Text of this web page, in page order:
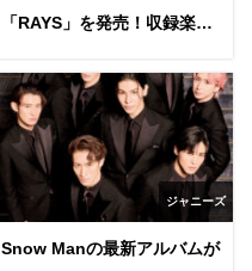
「RAYS」を発売！収録楽曲
ジャニーズ
Snow Manの最新アルバムが